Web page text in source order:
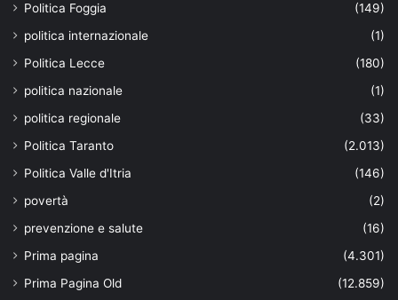
Politica Foggia
(149)
politica internazionale
(1)
Politica Lecce
(180)
politica nazionale
(1)
politica regionale
(33)
Politica Taranto
(2.013)
Politica Valle d'Itria
(146)
povertà
(2)
prevenzione e salute
(16)
Prima pagina
(4.301)
Prima Pagina Old
(12.859)